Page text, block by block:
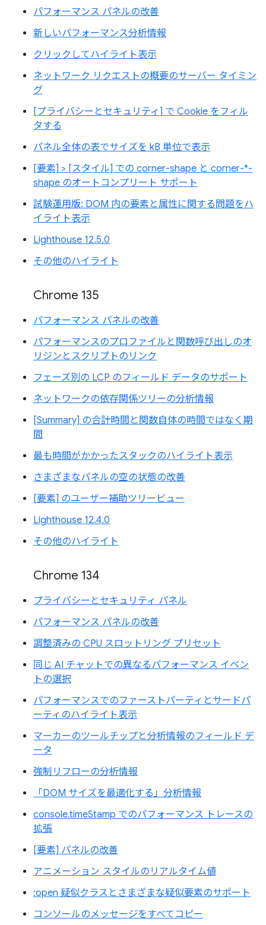
パフォーマンス パネルの改善
新しいパフォーマンス分析情報
クリックしてハイライト表示
ネットワーク リクエストの概要のサーバー タイミン
グ
[プライバシーとセキュリティ] で Cookie をフィル
タする
パネル全体の表でサイズを kB 単位で表示
[要素] > [スタイル] での corner-shape と corner-*-
shape のオートコンプリート サポート
試験運用版: DOM 内の要素と属性に関する問題をハ
イライト表示
Lighthouse 12.5.0
その他のハイライト
Chrome 135
パフォーマンス パネルの改善
パフォーマンスのプロファイルと関数呼び出しのオ
リジンとスクリプトのリンク
フェーズ別の LCP のフィールド データのサポート
ネットワークの依存関係ツリーの分析情報
[Summary] の合計時間と関数自体の時間ではなく期
間
最も時間がかかったスタックのハイライト表示
さまざまなパネルの空の状態の改善
[要素] のユーザー補助ツリービュー
Lighthouse 12.4.0
その他のハイライト
Chrome 134
プライバシーとセキュリティ パネル
パフォーマンス パネルの改善
調整済みの CPU スロットリング プリセット
同じ AI チャットでの異なるパフォーマンス イベン
トの選択
パフォーマンスでのファーストパーティとサードパ
ーティのハイライト表示
マーカーのツールチップと分析情報のフィールド デ
ータ
強制リフローの分析情報
「DOM サイズを最適化する」分析情報
console.timeStamp でのパフォーマンス トレースの
拡張
[要素] パネルの改善
アニメーション スタイルのリアルタイム値
:open 疑似クラスとさまざまな疑似要素のサポート
コンソールのメッセージをすべてコピー